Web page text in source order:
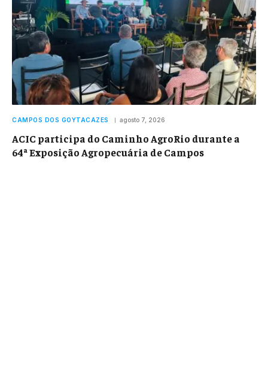
CAMPOS DOS GOYTACAZES agosto 7, 2026
ACIC participa do Caminho AgroRio durante a
64ª Exposição Agropecuária de Campos